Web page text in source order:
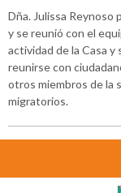
Dña. Julissa Reynoso
y se reunió con el
actividad de la Casa y
reunirse con
otros miembros de la
migratorios.